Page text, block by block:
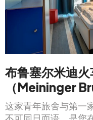
布鲁塞尔米迪
（Meininger
这家青年旅舍与第一